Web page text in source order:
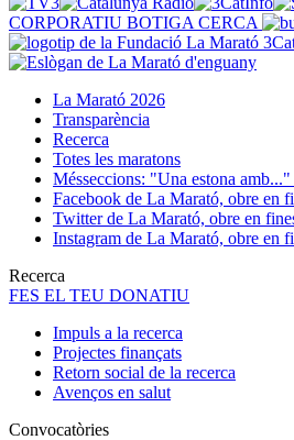
CORPORATIU BOTIGA CERCA
La Marató 2026
Transparència
Recerca
Totes les maratons
Mésseccions: "Una estona
Facebook de La Marató, obre en
Twitter de La Marató, obre en
Instagram de La Marató, obre en
Recerca
FES EL TEU DONATIU
Impuls a la recerca
Projectes finançats
Retorn social de la recerca
Avenços en salut
Convocatòries